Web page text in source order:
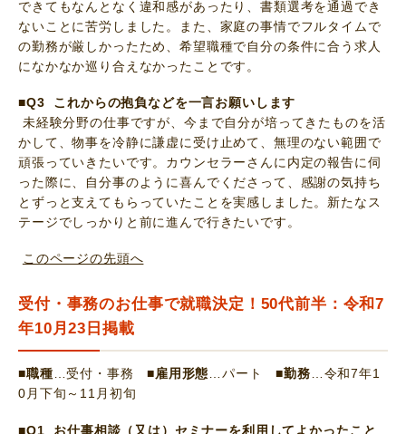
できてもなんとなく違和感があったり、書類選考を通過でき
ないことに苦労しました。また、家庭の事情でフルタイムで
の勤務が厳しかったため、希望職種で自分の条件に合う求人
になかなか巡り合えなかったことです。
■Q3 これからの抱負などを一言お願いします
未経験分野の仕事ですが、今まで自分が培ってきたものを活
かして、物事を冷静に謙虚に受け止めて、無理のない範囲で
頑張っていきたいです。カウンセラーさんに内定の報告に伺
った際に、自分事のように喜んでくださって、感謝の気持ち
とずっと支えてもらっていたことを実感しました。新たなス
テージでしっかりと前に進んで行きたいです。
このページの先頭へ
受付・事務のお仕事で就職決定！50代前半：令和7
年10月23日掲載
■職種…受付・事務■雇用形態…パート■勤務…令和7年1
0月下旬～11月初旬
■Q1 お仕事相談（又は）セミナーを利用してよかったこと